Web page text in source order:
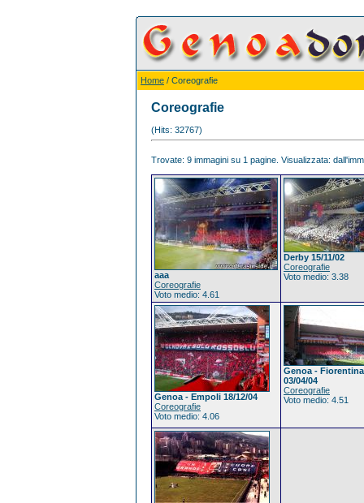
Home / Coreografie
Coreografie
(Hits: 32767)
Trovate: 9 immagini su 1 pagine. Visualizzata:
aaa
Coreografie
Voto medio: 4.61
Derby 15/11/02
Coreografie
Voto medio: 3.38
Genoa - Empoli 18/12/04
Coreografie
Voto medio: 4.06
Genoa - Fiorentina
03/04/04
Coreografie
Voto medio: 4.51